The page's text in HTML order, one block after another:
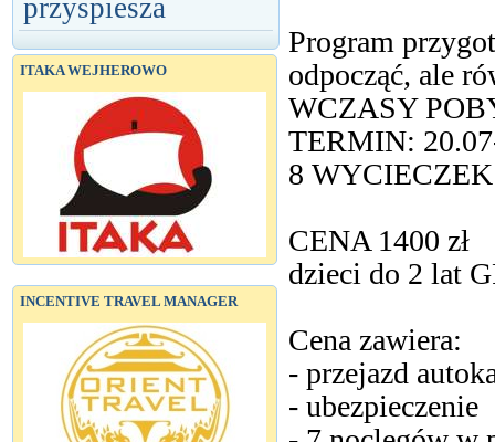
przyspiesza
ITAKA WEJHEROWO
INCENTIVE TRAVEL MANAGER
Program
odpocząć, ale
WCZASY
TERMIN:
8
CENA 1400 zł
dzieci do 2 lat
Cena zawiera:
- przejazd
- ubezpieczenie